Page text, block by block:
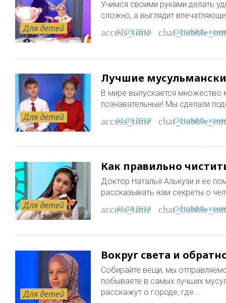
Для детей
Учимся своими руками делать
сложно, а выглядит
access_time
07.09.2019 Оставить
Для детей
Лучшие
В мире выпускается множество
познавательные! Мы сделали
access_time
01.09.2019 Оставить
Для детей
Как правильно
Доктор Наталья Алькузи и ее
рассказывать нам секреты о
access_time
31.08.2019 Оставить
Для детей
Вокруг света и
Собирайте вещи, мы
побываете в самых лучших
расскажут о городе, где…